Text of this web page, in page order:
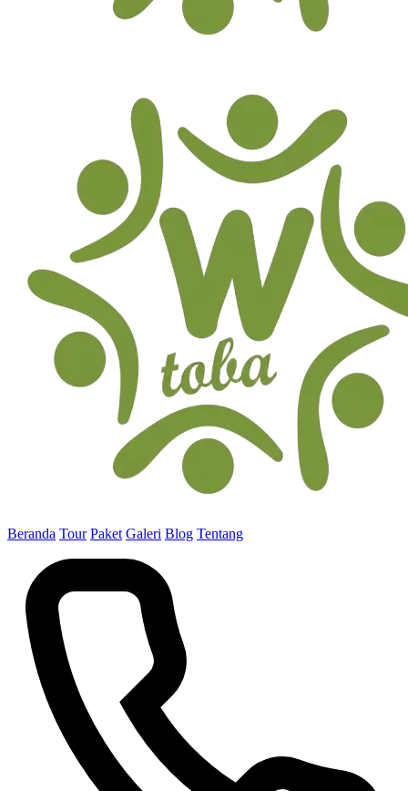
Beranda Tour Paket Galeri Blog Tentang